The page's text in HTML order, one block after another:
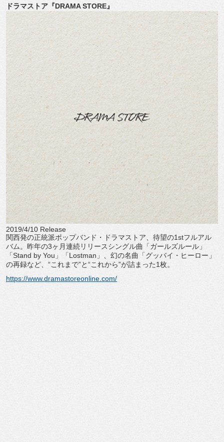
ドラマストア『DRAMA STORE』
2019/4/10 Release
関西発の正統派ポップバンド・ドラマストア、待望の1stフルアル
バム。昨年の3ヶ月連続リリースシングル曲「ガールズルール」
「Stand by You」「Lostman」、幻の名曲「グッバイ・ヒーロー」
の再録など、“これまで”と“これから”が詰まった1枚。
https://www.dramastoreonline.com/